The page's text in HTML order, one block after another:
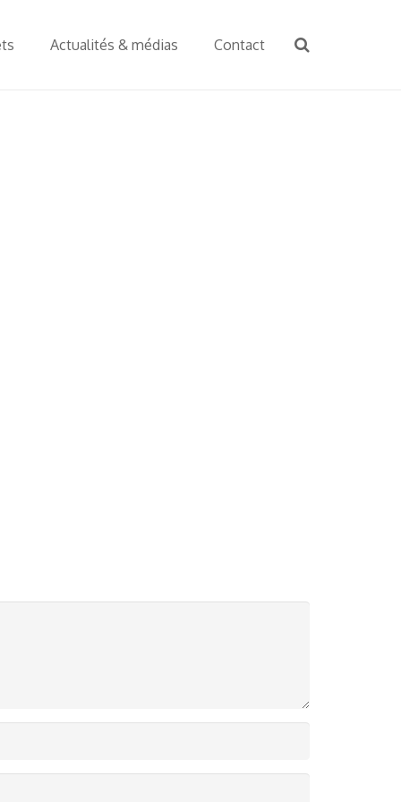
Actualités & médias Contact